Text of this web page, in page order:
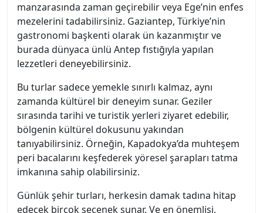
manzarasında zaman geçirebilir veya Ege’nin enfes
mezelerini tadabilirsiniz. Gaziantep, Türkiye’nin
gastronomi başkenti olarak ün kazanmıştır ve
burada dünyaca ünlü Antep fıstığıyla yapılan
lezzetleri deneyebilirsiniz.
Bu turlar sadece yemekle sınırlı kalmaz, aynı
zamanda kültürel bir deneyim sunar. Geziler
sırasında tarihi ve turistik yerleri ziyaret edebilir,
bölgenin kültürel dokusunu yakından
tanıyabilirsiniz. Örneğin, Kapadokya’da muhteşem
peri bacalarını keşfederek yöresel şarapları tatma
imkanına sahip olabilirsiniz.
Günlük şehir turları, herkesin damak tadına hitap
edecek birçok seçenek sunar. Ve en önemlisi,